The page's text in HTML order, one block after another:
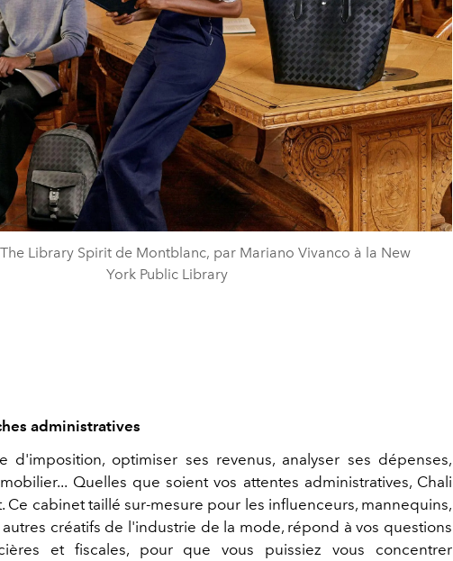
Library Spirit de Montblanc, par Mariano Vivanco à la New
York Public Library
administratives
d'imposition, optimiser ses revenus, analyser ses dépenses,
Quelles que soient vos attentes administratives, Chali
Ce cabinet taillé sur-mesure pour les influenceurs, mannequins,
créatifs de l'industrie de la mode, répond à vos questions
et fiscales, pour que vous puissiez vous concentrer